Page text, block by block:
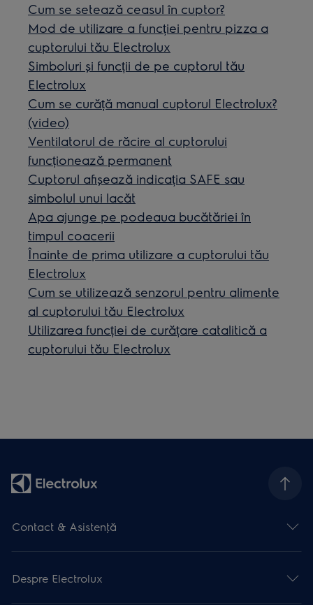
Cum se setează ceasul în cuptor?
Mod de utilizare a funcției pentru pizza a
cuptorului tău Electrolux
Simboluri și funcții de pe cuptorul tău
Electrolux
Cum se curăță manual cuptorul Electrolux?
(video)
Ventilatorul de răcire al cuptorului
funcționează permanent
Cuptorul afișează indicația SAFE sau
simbolul unui lacăt
Apa ajunge pe podeaua bucătăriei în
timpul coacerii
Înainte de prima utilizare a cuptorului tău
Electrolux
Cum se utilizează senzorul pentru alimente
al cuptorului tău Electrolux
Utilizarea funcției de curățare catalitică a
cuptorului tău Electrolux
Contact & Asistenţă
Despre Electrolux